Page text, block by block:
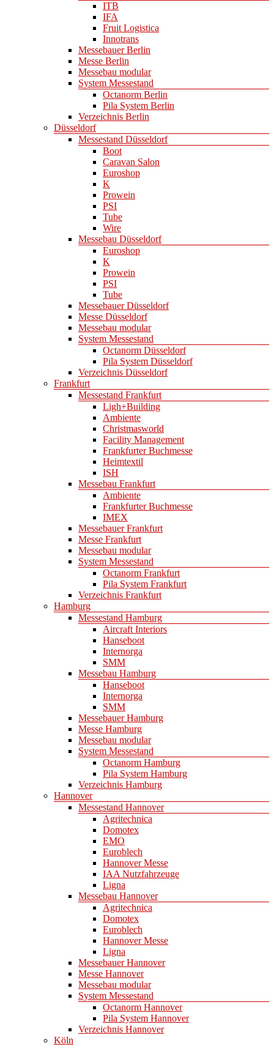
ITB
IFA
Fruit Logistica
Innotrans
Messebauer Berlin
Messe Berlin
Messebau modular
System Messestand
Octanorm Berlin
Pila System Berlin
Verzeichnis Berlin
Düsseldorf
Messestand Düsseldorf
Boot
Caravan Salon
Euroshop
K
Prowein
PSI
Tube
Wire
Messebau Düsseldorf
Euroshop
K
Prowein
PSI
Tube
Messebauer Düsseldorf
Messe Düsseldorf
Messebau modular
System Messestand
Octanorm Düsseldorf
Pila System Düsseldorf
Verzeichnis Düsseldorf
Frankfurt
Messestand Frankfurt
Ligh+Building
Ambiente
Christmasworld
Facility Management
Frankfurter Buchmesse
Heimtextil
ISH
Messebau Frankfurt
Ambiente
Frankfurter Buchmesse
IMEX
Messebauer Frankfurt
Messe Frankfurt
Messebau modular
System Messestand
Octanorm Frankfurt
Pila System Frankfurt
Verzeichnis Frankfurt
Hamburg
Messestand Hamburg
Aircraft Interiors
Hanseboot
Internorga
SMM
Messebau Hamburg
Hanseboot
Internorga
SMM
Messebauer Hamburg
Messe Hamburg
Messebau modular
System Messestand
Octanorm Hamburg
Pila System Hamburg
Verzeichnis Hamburg
Hannover
Messestand Hannover
Agritechnica
Domotex
EMO
Euroblech
Hannover Messe
IAA Nutzfahrzeuge
Ligna
Messebau Hannover
Agritechnica
Domotex
Euroblech
Hannover Messe
Ligna
Messebauer Hannover
Messe Hannover
Messebau modular
System Messestand
Octanorm Hannover
Pila System Hannover
Verzeichnis Hannover
Köln